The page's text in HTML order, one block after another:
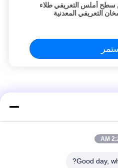
من سطح أملس التعريفي طلاء
التعريفي المعدنية
Good day,